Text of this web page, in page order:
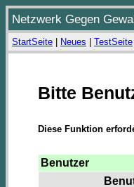
Netzwerk Gegen
StartSeite Neues TestSeite
Bitte
Diese Funktion
Benutzer